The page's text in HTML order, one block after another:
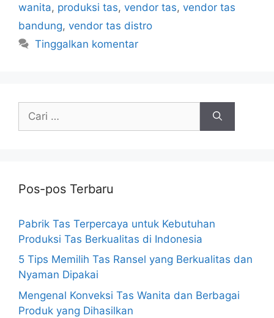
wanita, produksi tas, vendor tas, vendor tas
bandung, vendor tas distro
Tinggalkan komentar
untuk:
Pos-pos Terbaru
Pabrik Tas Terpercaya untuk Kebutuhan
Produksi Tas Berkualitas di Indonesia
5 Tips Memilih Tas Ransel yang Berkualitas dan
Nyaman Dipakai
Mengenal Konveksi Tas Wanita dan Berbagai
Produk yang Dihasilkan